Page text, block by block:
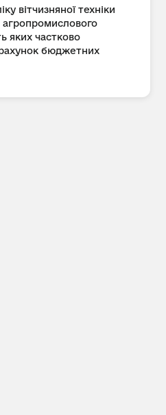
вітчизняної техніки
яких частково
бюджетних